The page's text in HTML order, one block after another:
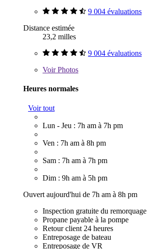
9 004 évaluations
Distance estimée
23,2 milles
9 004 évaluations
VoirPhotos
Heures normales
Voir tout
Lun - Jeu : 7h am à 7h pm
Ven : 7h am à 8h pm
Sam : 7h am à 7h pm
Dim : 9h am à 5h pm
Ouvert aujourd'hui de 7h am à 8h pm
Inspection gratuite du remorquage
Propane payable à la pompe
Retour client 24 heures
Entreposage de bateau
Entreposage de VR